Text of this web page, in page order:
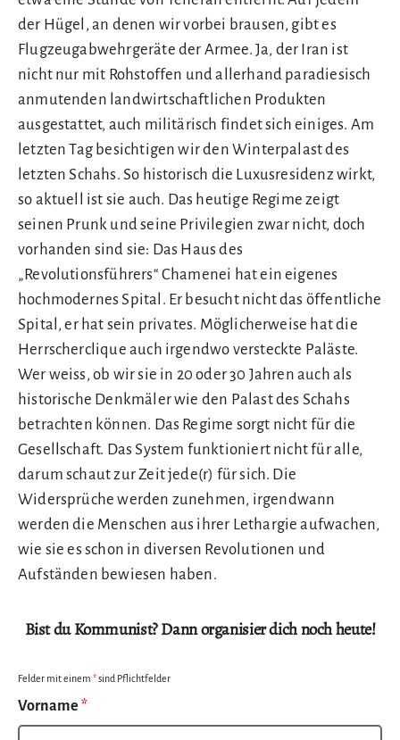
der Hügel, an denen wir vorbei brausen, gibt es
Flugzeugabwehrgeräte der Armee. Ja, der Iran ist
nicht nur mit Rohstoffen und allerhand paradiesisch
anmutenden landwirtschaftlichen Produkten
ausgestattet, auch militärisch findet sich einiges. Am
letzten Tag besichtigen wir den Winterpalast des
letzten Schahs. So historisch die Luxusresidenz wirkt,
so aktuell ist sie auch. Das heutige Regime zeigt
seinen Prunk und seine Privilegien zwar nicht, doch
vorhanden sind sie: Das Haus des
„Revolutionsführers“ Chamenei hat ein eigenes
hochmodernes Spital. Er besucht nicht das öffentliche
Spital, er hat sein privates. Möglicherweise hat die
Herrscherclique auch irgendwo versteckte Paläste.
Wer weiss, ob wir sie in 20 oder 30 Jahren auch als
historische Denkmäler wie den Palast des Schahs
betrachten können. Das Regime sorgt nicht für die
Gesellschaft. Das System funktioniert nicht für alle,
darum schaut zur Zeit jede(r) für sich. Die
Widersprüche werden zunehmen, irgendwann
werden die Menschen aus ihrer Lethargie aufwachen,
wie sie es schon in diversen Revolutionen und
Aufständen bewiesen haben.
Bist du Kommunist? Dann organisier dich noch heute!
Felder mit einem *sind Pflichtfelder
Vorname *